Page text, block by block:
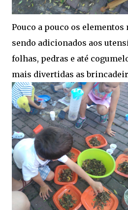
Pouco a pouco os
sendo adicionados aos
folhas, pedras e até
mais divertidas as